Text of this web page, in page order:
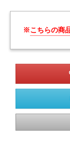
※こちらの商